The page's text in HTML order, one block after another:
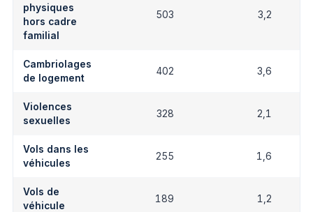
physiques
hors cadre
familial
503 3,2
Cambriolages
de logement
402 3,6
Violences
sexuelles
328 2,1
Vols dans les
véhicules
255 1,6
Vols de
véhicule
189 1,2